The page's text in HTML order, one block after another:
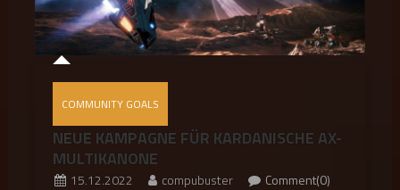
COMMUNITY GOALS
NEUE KAMPAGNE FÜR KARDANISCHE AX-
MULTIKANONE
15.12.2022 compubuster Comment(0)